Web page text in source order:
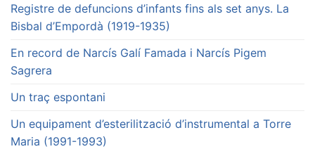
Registre de defuncions d’infants fins als set anys. La
Bisbal d’Empordà (1919-1935)
En record de Narcís Galí Famada i Narcís Pigem
Sagrera
Un traç espontani
Un equipament d’esterilització d’instrumental a Torre
Maria (1991-1993)